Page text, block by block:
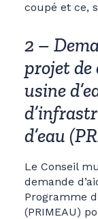
coupé et ce,
2 –
projet de
usine
d’eau
Le Conseil
demande
Programme
(PRIMEAU)